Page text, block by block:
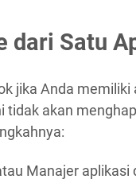
dari Satu
jika Anda memiliki
akan
Manajer aplikasi